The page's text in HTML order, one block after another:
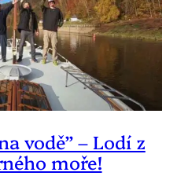
vodě” – Lodí z
moře!